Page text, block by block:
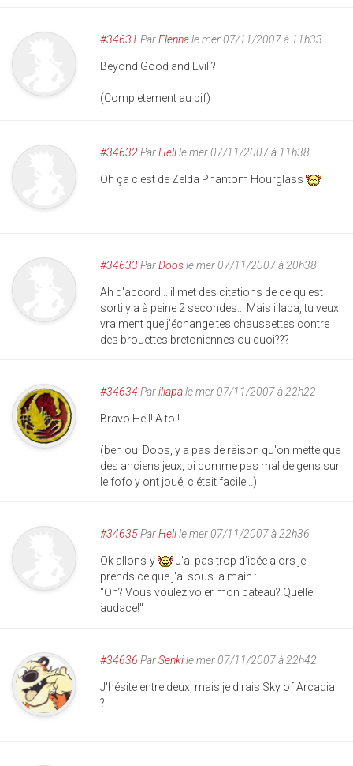
#34631 ParElennale mer 07/11/2007 à 11h33
Beyond Good and Evil ?
(Completement au pif)
#34632 ParHellle mer 07/11/2007 à 11h38
Oh ça c'est de Zelda Phantom Hourglass
#34633 ParDoosle mer 07/11/2007 à 20h38
Ah d'accord... il met des citations de ce qu'est
sorti y a à peine 2 secondes... Mais illapa, tu veux
vraiment que j'échange tes chaussettes contre
des brouettes bretoniennes ou quoi???
#34634 Parillapale mer 07/11/2007 à 22h22
Bravo Hell! A toi!
(ben oui Doos, y a pas de raison qu'on mette que
des anciens jeux, pi comme pas mal de gens sur
le fofo y ont joué, c'était facile...)
#34635ParHellle mer 07/11/2007 à 22h36
Ok allons-y
J'ai pas trop d'idée alors je
prends ce que j'ai sous la main :
"Oh? Vous voulez voler mon bateau? Quelle
audace!"
#34636 ParSenkile mer 07/11/2007 à 22h42
J'hésite entre deux, mais je dirais Sky of Arcadia
?